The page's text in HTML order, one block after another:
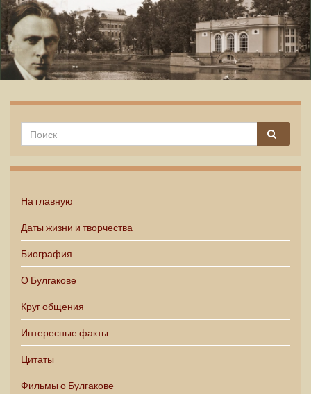
На главную
Даты жизни и творчества
Биография
О Булгакове
Круг общения
Интересные факты
Цитаты
Фильмы о Булгакове